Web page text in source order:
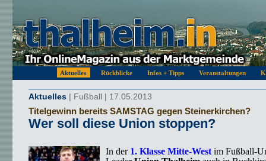
Aktuelles Rückblicke Infos + Tipps Veranstaltungen
Aktuelles | Fußball | 17.05.2013
Titelgewinn bereits SAMSTAG gegen Steinerkirchen?
Wer soll diese Union stoppen?
In der 1. Klasse Mitte-Westim Fußball-